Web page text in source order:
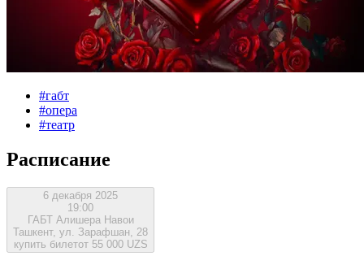
#габт
#опера
#театр
Расписание
6 декабря 2025
19:00
ГАБТ Алишера Навои
Ташкент, ул. Зарафшан, 28
купить билетот 55 000 UZS